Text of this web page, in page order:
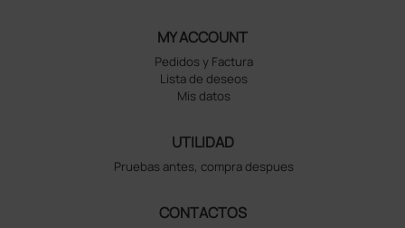
MY ACCOUNT
Pedidos y Factura
Lista de deseos
Mis datos
UTILIDAD
Pruebas antes, compra despues
CONTACTOS